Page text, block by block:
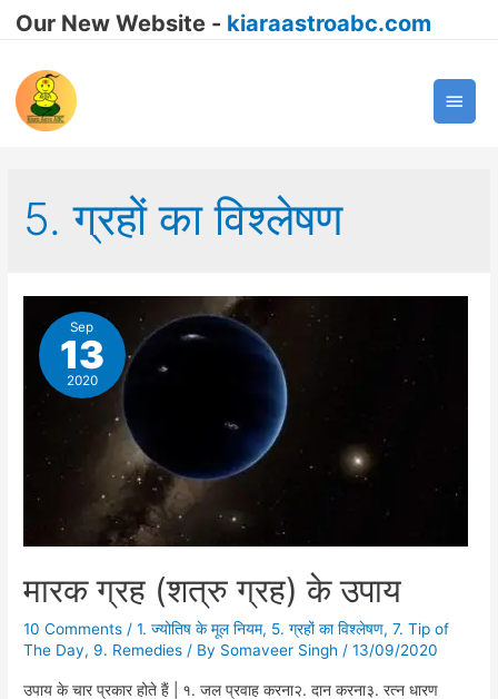
Our New Website - kiaraastroabc.com
Main
5. ग्रहों का विश्लेषण
Sep
13
2020
मारक ग्रह (शत्रु ग्रह) के उपाय
10 Comments /1. ज्योतिष के मूल नियम, 5. ग्रहों का विश्लेषण,7. Tip of
The Day, 9. Remedies / By Somaveer Singh /13/09/2020
उपाय के चार प्रकार होते हैं | १. जल प्रवाह करना२. दान करना३. रत्न धारण